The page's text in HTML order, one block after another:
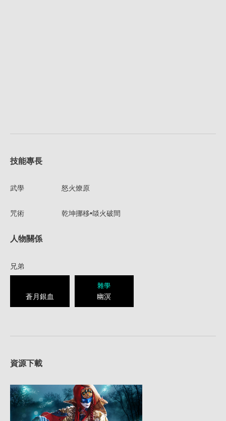
技能專長
武學 怒火燎原
咒術 乾坤挪移•燄火破間
人物關係
兄弟
蒼月銀血
雜學
幽溟
資源下載